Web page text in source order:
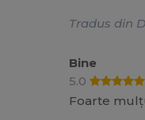
Tradus din
Bine
5.0
Foarte